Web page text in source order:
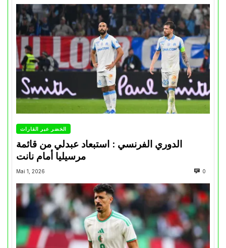
الخضر عبر القارات
الدوري الفرنسي : استبعاد عبدلي من قائمة
مرسيليا أمام نانت
Mai 1, 2026 0